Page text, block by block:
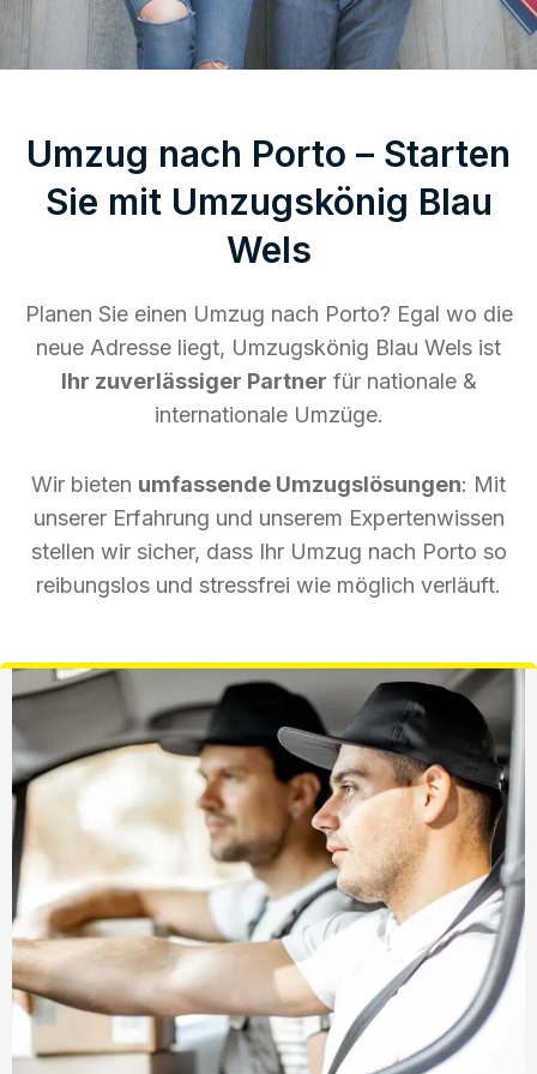
Umzug nach Porto – Starten
Sie mit Umzugskönig Blau
Wels
Planen Sie einen Umzug nach Porto? Egal wo die
neue Adresse liegt, Umzugskönig Blau Wels ist
Ihr zuverlässiger Partner für nationale &
internationale Umzüge.
Wir bieten umfassende Umzugslösungen: Mit
unserer Erfahrung und unserem Expertenwissen
stellen wir sicher, dass Ihr Umzug nach Porto so
reibungslos und stressfrei wie möglich verläuft.